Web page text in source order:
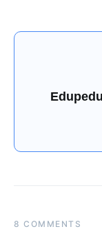
8 COMMENTS